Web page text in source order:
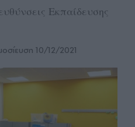
Εκπαίδευσης
10/12/2021